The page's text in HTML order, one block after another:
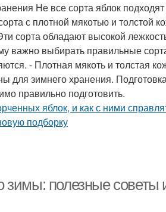
Не все сорта яблок
с плотной мякотью и толстой
сорта обладают высокой
важно выбирать правильные
- Плотная мякоть и толстая
для зимнего хранения.
правильно подготовить.
зимы: полезные